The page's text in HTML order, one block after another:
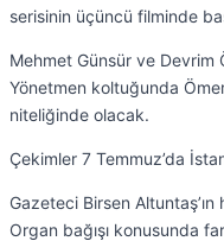
serisinin üçüncü filminde
Mehmet Günsür ve Devrim
Yönetmen koltuğunda
niteliğinde olacak.
Çekimler 7 Temmuz’da
Gazeteci Birsen
Organ bağışı konusunda